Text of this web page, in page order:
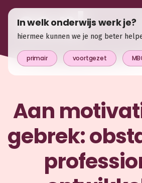
Aan
gebrek:
In welk onderwijs werk je?
hiermee kunnen we je nog beter
primair voortgezet